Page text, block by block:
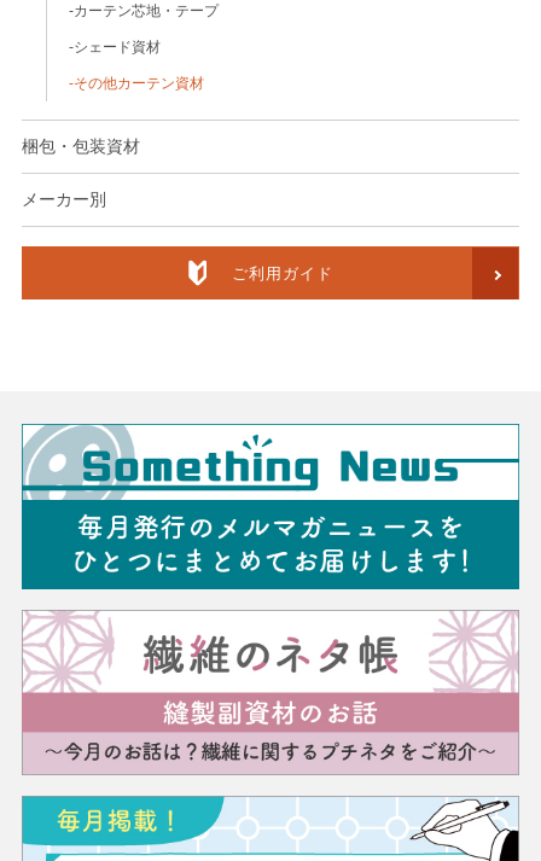
カーテン芯地・テープ
シェード資材
その他カーテン資材
梱包・包装資材
メーカー別
ご利用ガイド